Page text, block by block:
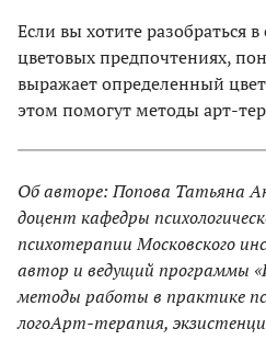
Если вы хотите разобраться
цветовых предпочтениях,
выражает определенный
этом помогут методы арт-
Об авторе: Попова Татьяна
доцент кафедры
психотерапии Московского
автор и ведущий программы
методы работы в практике
логоАрт-терапия,